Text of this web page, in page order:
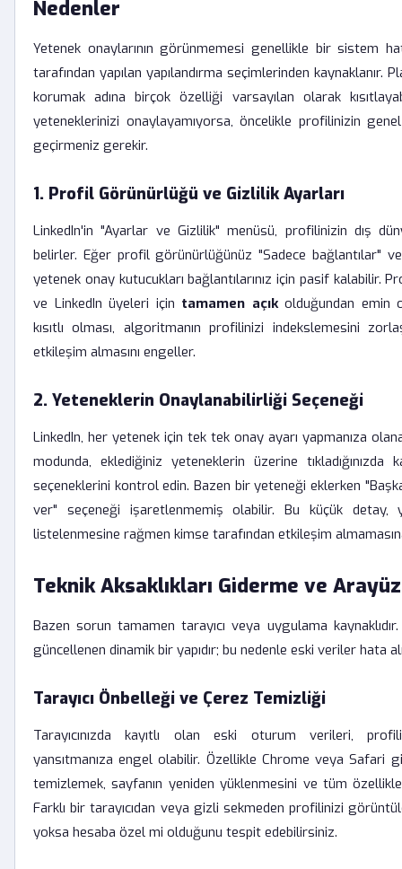
Nedenler
Yetenek onaylarının görünmemesi genellikle bir sistem
tarafından yapılan yapılandırma seçimlerinden kaynaklanır.
korumak adına birçok özelliği varsayılan olarak
yeteneklerinizi onaylayamıyorsa, öncelikle profilinizin
geçirmeniz gerekir.
1. Profil Görünürlüğü ve Gizlilik Ayarları
LinkedIn'in "Ayarlar ve Gizlilik" menüsü, profilinizin dış
belirler. Eğer profil görünürlüğünüz "Sadece bağlantılar"
yetenek onay kutucukları bağlantılarınız için pasif kalabilir.
ve LinkedIn üyeleri için tamamen açıkolduğundan emin
kısıtlı olması, algoritmanın profilinizi indekslemesini
etkileşim almasını engeller.
2. Yeteneklerin Onaylanabilirliği Seçeneği
LinkedIn, her yetenek için tek tek onay ayarı yapmanıza
modunda, eklediğiniz yeteneklerin üzerine tıkladığınızda
seçeneklerini kontrol edin. Bazen bir yeteneği eklerken
ver" seçeneği işaretlenmemiş olabilir. Bu küçük detay,
listelenmesine rağmen kimse tarafından etkileşim
Teknik Aksaklıkları Giderme ve
Bazen sorun tamamen tarayıcı veya uygulama
güncellenen dinamik bir yapıdır; bu nedenle eski veriler hata
Tarayıcı Önbelleği ve Çerez Temizliği
Tarayıcınızda kayıtlı olan eski oturum verileri,
yansıtmanıza engel olabilir. Özellikle Chrome veya Safari
temizlemek, sayfanın yeniden yüklenmesini ve tüm
Farklı bir tarayıcıdan veya gizli sekmeden profilinizi
yoksa hesaba özel mi olduğunu tespit edebilirsiniz.